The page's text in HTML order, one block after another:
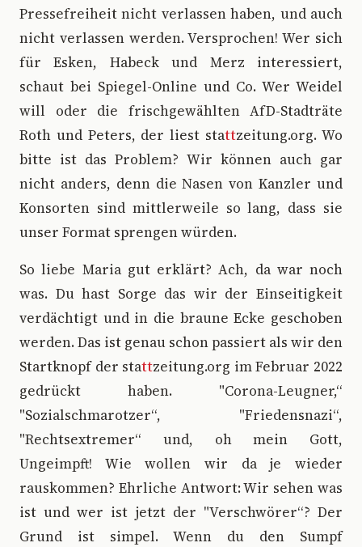
Pressefreiheit nicht verlassen haben, und auch
nicht verlassen werden. Versprochen! Wer sich
für Esken, Habeck und Merz interessiert,
schaut bei Spiegel-Online und Co. Wer Weidel
will oder die frischgewählten AfD-Stadträte
Roth und Peters, der liest stattzeitung.org. Wo
bitte ist das Problem? Wir können auch gar
nicht anders, denn die Nasen von Kanzler und
Konsorten sind mittlerweile so lang, dass sie
unser Format sprengen würden.
So liebe Maria gut erklärt? Ach, da war noch
was. Du hast Sorge das wir der Einseitigkeit
verdächtigt und in die braune Ecke geschoben
werden. Das ist genau schon passiert als wir den
Startknopf der stattzeitung.org im Februar 2022
gedrückt haben. "Corona-Leugner,“
"Sozialschmarotzer“, "Friedensnazi“,
"Rechtsextremer“ und, oh mein Gott,
Ungeimpft! Wie wollen wir da je wieder
rauskommen? Ehrliche Antwort: Wir sehen was
ist und wer ist jetzt der "Verschwörer“? Der
Grund ist simpel. Wenn du den Sumpf